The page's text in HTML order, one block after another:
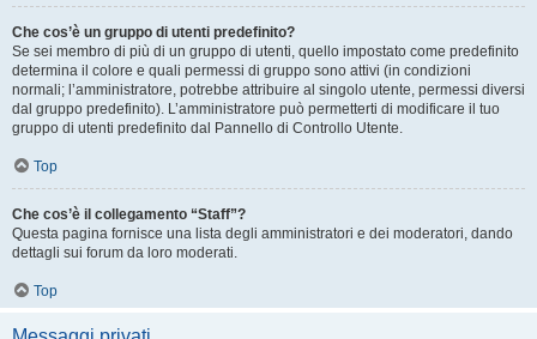
Che cos’è un gruppo di utenti predefinito?
Se sei membro di più di un gruppo di utenti, quello impostato come predefinito
determina il colore e quali permessi di gruppo sono attivi (in condizioni
normali; l’amministratore, potrebbe attribuire al singolo utente, permessi diversi
dal gruppo predefinito). L’amministratore può permetterti di modificare il tuo
gruppo di utenti predefinito dal Pannello di Controllo Utente.
Top
Che cos’è il collegamento “Staff”?
Questa pagina fornisce una lista degli amministratori e dei moderatori, dando
dettagli sui forum da loro moderati.
Top